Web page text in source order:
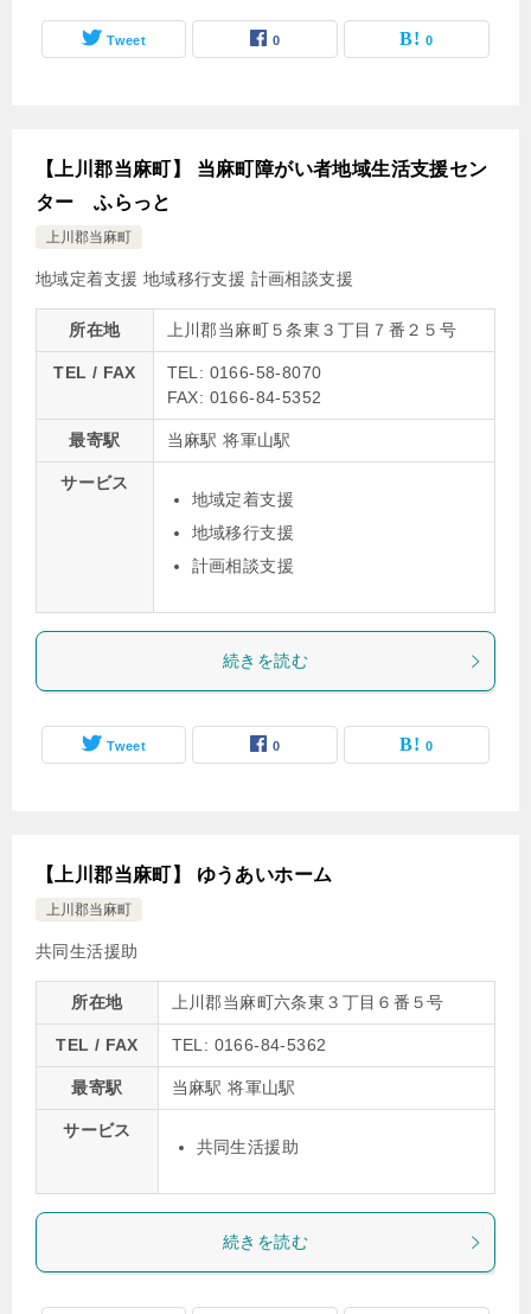
Tweet 0 0
【上川郡当麻町】 当麻町障がい者地域生活支援セン
ター ふらっと
上川郡当麻町
地域定着支援 地域移行支援 計画相談支援
所在地 上川郡当麻町５条東３丁目７番２５号
TEL / FAX
TEL: 0166-58-8070
FAX: 0166-84-5352
最寄駅 当麻駅 将軍山駅
サービス
地域定着支援
地域移行支援
計画相談支援
続きを読む
Tweet 0 0
【上川郡当麻町】 ゆうあいホーム
上川郡当麻町
共同生活援助
所在地 上川郡当麻町六条東３丁目６番５号
TEL / FAX TEL: 0166-84-5362
最寄駅 当麻駅 将軍山駅
サービス
共同生活援助
続きを読む